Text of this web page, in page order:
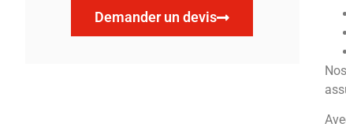
Demander un devis